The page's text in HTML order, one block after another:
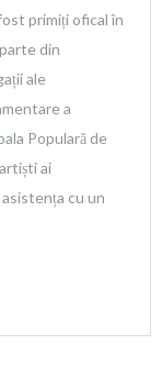
primiți ofical în
din
ale
a
Populară de
ai
cu un